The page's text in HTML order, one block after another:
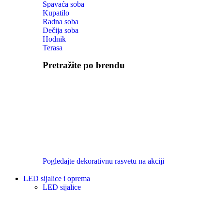
Spavaća soba
Kupatilo
Radna soba
Dečija soba
Hodnik
Terasa
Pretražite po brendu
Pogledajte dekorativnu rasvetu na akciji
LED sijalice i oprema
LED sijalice